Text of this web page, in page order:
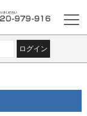
ログイン